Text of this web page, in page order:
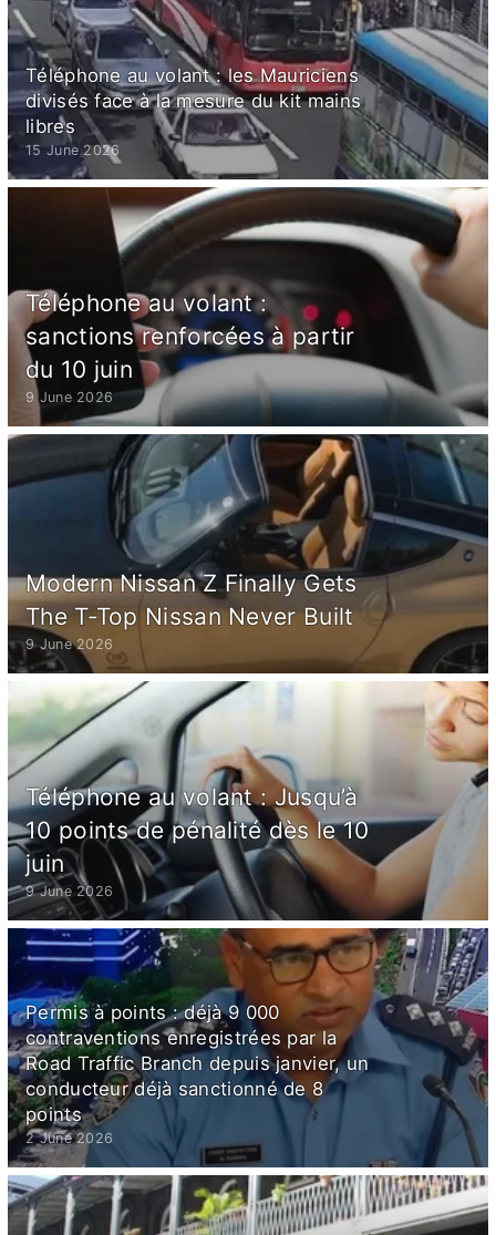
Téléphone au volant : les Mauriciens
divisés face à la mesure du kit mains
libres
15 June 2026
Téléphone au volant :
sanctions renforcées à partir
du 10 juin
9 June 2026
Modern Nissan Z Finally Gets
The T-Top Nissan Never Built
9 June 2026
Téléphone au volant : Jusqu’à
10 points de pénalité dès le 10
juin
9 June 2026
Permis à points : déjà 9 000
contraventions enregistrées par la
Road Traffic Branch depuis janvier, un
conducteur déjà sanctionné de 8
points
2 June 2026